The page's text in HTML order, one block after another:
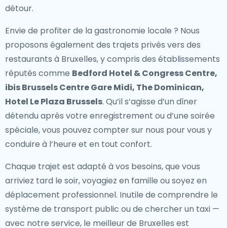
détour.
Envie de profiter de la gastronomie locale ? Nous
proposons également des trajets privés vers des
restaurants à Bruxelles, y compris des établissements
réputés comme Bedford Hotel & Congress Centre,
ibis Brussels Centre Gare Midi, The Dominican,
Hotel Le Plaza Brussels. Qu’il s’agisse d’un dîner
détendu après votre enregistrement ou d’une soirée
spéciale, vous pouvez compter sur nous pour vous y
conduire à l’heure et en tout confort.
Chaque trajet est adapté à vos besoins, que vous
arriviez tard le soir, voyagiez en famille ou soyez en
déplacement professionnel. Inutile de comprendre le
système de transport public ou de chercher un taxi —
avec notre service, le meilleur de Bruxelles est